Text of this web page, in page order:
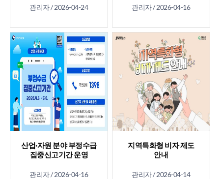
관리자 /2026-04-24 관리자 /2026-04-16
산업·자원 분야 부정수급
집중신고기간 운영
관리자 /2026-04-16
지역특화형 비자 제도
안내
관리자 /2026-04-14